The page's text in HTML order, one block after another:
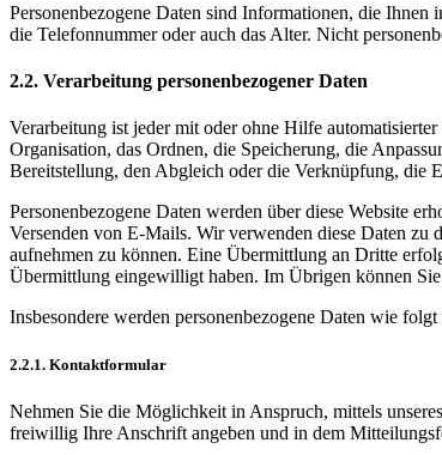
Personenbezogene Daten sind Informationen, die
die Telefonnummer oder auch das Alter. Nicht
2.2. Verarbeitung personenbezogener Daten
Verarbeitung ist jeder mit oder ohne Hilfe
Organisation, das Ordnen, die Speicherung, die
Bereitstellung, den Abgleich oder die Verknüpfung, die
Personenbezogene Daten werden über diese Website
Versenden von E-Mails. Wir verwenden diese Daten zu
aufnehmen zu können. Eine Übermittlung an Dritte
Übermittlung eingewilligt haben. Im Übrigen können
Insbesondere werden personenbezogene Daten wie folgt
2.2.1. Kontaktformular
Nehmen Sie die Möglichkeit in Anspruch, mittels
freiwillig Ihre Anschrift angeben und in dem